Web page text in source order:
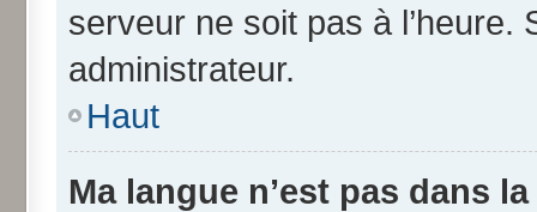
serveur ne soit pas à l’heure.
administrateur.
Haut
Ma langue n’est pas dans